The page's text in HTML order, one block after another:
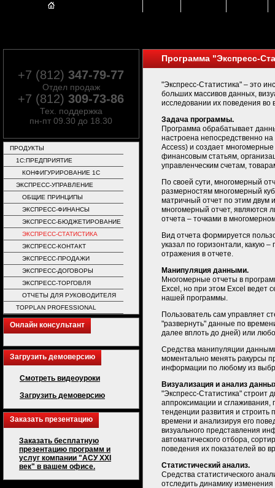
+7 (812)347-79-77
Отдел продаж
+7 (812)309-73-86
Тех. поддержка
пн-пт 09.30 до 18.30
ПРОДУКТЫ
1C:ПРЕДПРИЯТИЕ
КОНФИГУРИРОВАНИЕ 1С
ЭКСПРЕСС-УПРАВЛЕНИЕ
ОБЩИЕ ПРИНЦИПЫ
ЭКСПРЕСС-ФИНАНСЫ
ЭКСПРЕСС-БЮДЖЕТИРОВАНИЕ
ЭКСПРЕСС-СТАТИСТИКА
ЭКСПРЕСС-КОНТАКТ
ЭКСПРЕСС-ПРОДАЖИ
ЭКСПРЕСС-ДОГОВОРЫ
ЭКСПРЕСС-ТОРГОВЛЯ
ОТЧЕТЫ ДЛЯ РУКОВОДИТЕЛЯ
TOPPLAN PROFESSIONAL
Онлайн консультант
Загрузить демоверсию
Смотреть видеоуроки
Загрузить демоверсию
Заказать презентацию
Заказать бесплатную
презентацию программ и
услуг компании "АСУ XXI
век" в вашем офисе.
Программа "Экспресс-
"Экспресс-Статистика" – это
больших массивов данных,
исследовании их поведения во
Задача программы.
Программа обрабатывает
настроена непосредственно
Access) и создает
финансовым статьям,
управленческим счетам,
По своей сути, многомерный
размерностям многомерный
матричный отчет по этим двум
многомерный отчет, являются
отчета – точками в
Вид отчета формируется
указал по горизонтали, какую
отражения в отчете.
Манипуляция данными.
Многомерные отчеты в
Excel, но при этом Excel ведет
нашей программы.
Пользователь сам управляет
"развернуть" данные по
далее вплоть до дней) или
Средства манипуляции
моментально менять ракурсы
информации по любому из
Визуализация и анализ
"Экспресс-Статистика" строит
аппроксимации и сглаживания,
тенденции развития и строить
времени и анализируя его
визуального представления
автоматического отбора,
поведения их показателей во
Статистический анализ.
Средства статистического
отследить динамику изменения